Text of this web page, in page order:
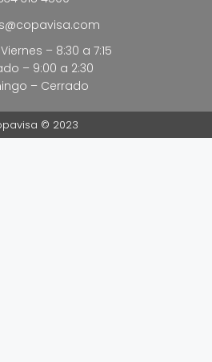
– 8:30 a 7:15
– 9:00 a 2:30
– Cerrado
© 2023